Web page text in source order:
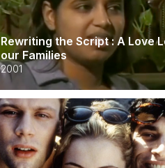
Rewriting the Script : A Love
our Families
2001